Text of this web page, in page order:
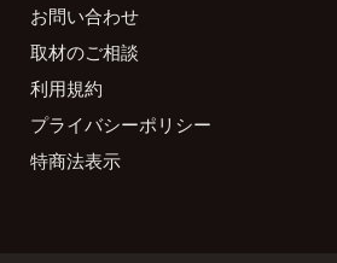
お問い合わせ
取材のご相談
利用規約
プライバシーポリシー
特商法表示